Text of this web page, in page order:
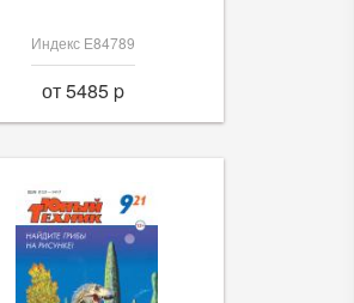
Индекс Е84789
от 5485 p